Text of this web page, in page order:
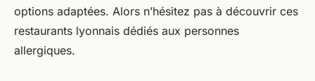
options adaptées. Alors n’hésitez pas à découvrir ces
restaurants lyonnais dédiés aux personnes
allergiques.